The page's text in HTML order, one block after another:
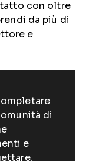
con oltre
da più di
e
di
e